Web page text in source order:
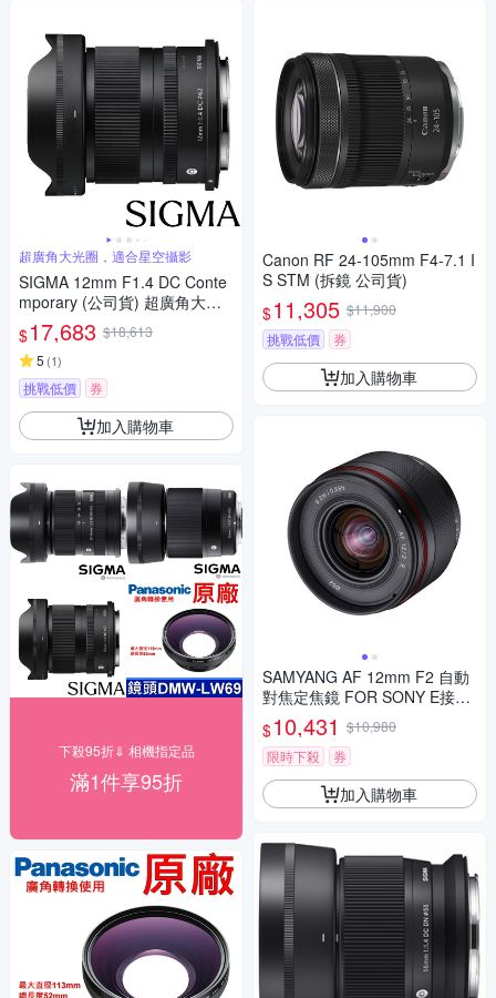
超廣角大光圈，適合星空攝影
SIGMA 12mm F1.4 DC Conte
mporary (公司貨) 超廣角大光
圈定焦鏡 星空鏡 APS-C 無反微
單眼專用鏡頭
$17,683 $18,613
5 (1)
挑戰低價 券
加入購物車
下殺95折⇓ 相機指定品
滿1件享95折
Canon RF 24-105mm F4-7.1 I
S STM (拆鏡 公司貨)
$11,305 $11,900
挑戰低價
券
加入購物車
SAMYANG AF 12mm F2 自動
對焦定焦鏡 FOR SONY E接環
(公司貨)
$10,431 $10,980
限時下殺
券
加入購物車